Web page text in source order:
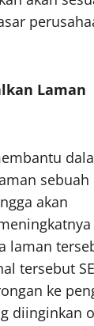
Laman
sebuah
akan
laman
tersebut
ke
diinginkan